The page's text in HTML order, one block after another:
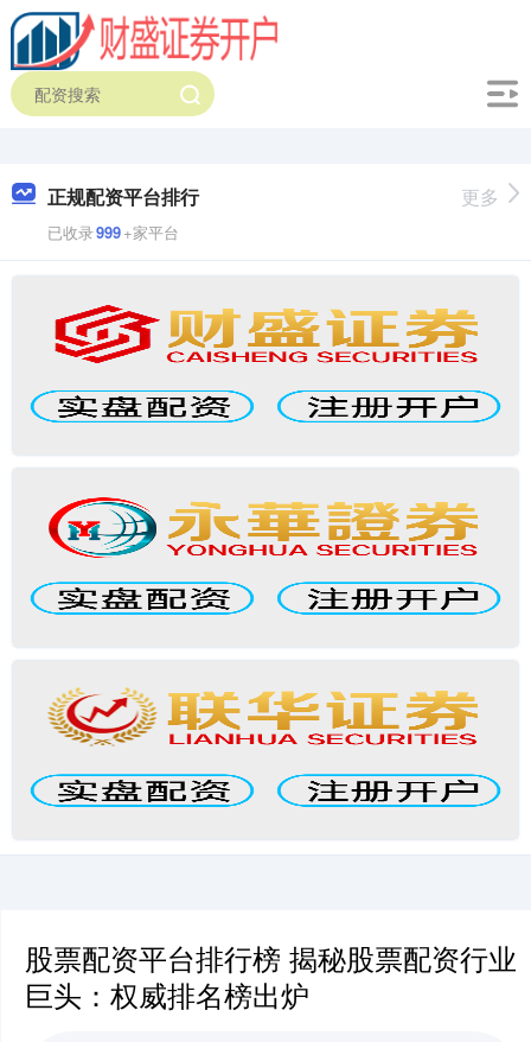
正规配资平台排行
已收录999+家平台
更多
股票配资平台排行榜 揭秘股票配资行业
巨头：权威排名榜出炉